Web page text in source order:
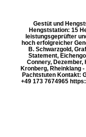
Gestüt und
Hengststation: 15
leistungsgeprüfter
hoch erfolgreicher
B. Schwarzgold,
Statement,
Connery, Dezember,
Kronberg, Rheinklang
Pachtstuten Kontakt:
+49 173 7674965